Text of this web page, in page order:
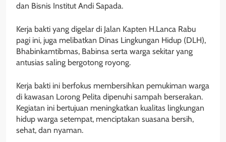
dan Bisnis Institut Andi Sapada.
Kerja bakti yang digelar di Jalan Kapten H.Lanca Rabu
pagi ini, juga melibatkan Dinas Lingkungan Hidup (DLH),
Bhabinkamtibmas, Babinsa serta warga sekitar yang
antusias saling bergotong royong.
Kerja bakti ini berfokus membersihkan pemukiman warga
di kawasan Lorong Pelita dipenuhi sampah berserakan.
Kegiatan ini bertujuan meningkatkan kualitas lingkungan
hidup warga setempat, menciptakan suasana bersih,
sehat, dan nyaman.